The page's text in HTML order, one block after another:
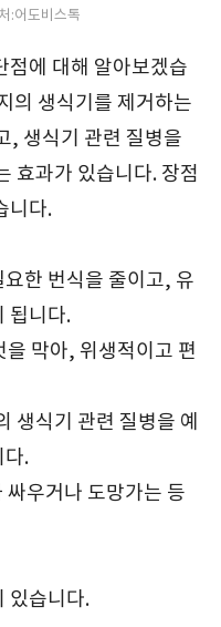
:어도비스톡
점에 대해 알아보겠습
의 생식기를 제거하는
, 생식기 관련 질병을
효과가 있습니다. 장점
니다.
한 번식을 줄이고, 유
됩니다.
막아, 위생적이고 편
생식기 관련 질병을 예
다.
우거나 도망가는 등
있습니다.